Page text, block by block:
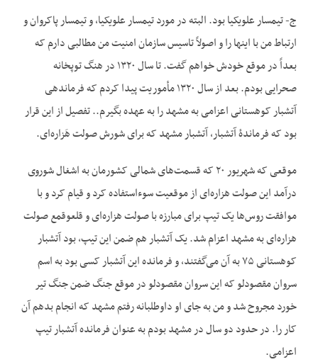
ج- تیمسار علوی‏کیا بود. البته در مورد تیمسار علوی‏کیا، و تیمسار پاکروان و
ارتباط من با این‏ها را و اصولاً تاسیس سازمان امنیت من مطالبی دارم که
بعداً در موقع خودش خواهم گفت. تا سال ۱۳۲۰ در هنگ توپخانه
صحرایی بودم. بعد از سال ۱۳۲۰ مأموریت پیدا کردم که فرماندهی
آتشبار کوهستانی اعزامی ‌به مشهد را به عهده بگیرم.. تفصیل از این قرار
بود که فرماندۀ آتشبار، آتشبار مشهد که برای شورش صولت هَزاره‌ای.
موقعی که شهریور ۲۰ که قسمت‌های شمالی کشورمان به اشغال شوروی
درآمد این صولت هزاره‌ای از موقعیت سوءاستفاده کرد و قیام کرد و با
موافقت روس‌ها یک تیپ برای مبارزه با صولت هزاره‌ای و قلع‏وقمع صولت
هزاره‌ای به مشهد اعزام شد. یک آتشبار هم ضمن این تیپ، بود آتشبار
کوهستانی ۷۵ به آن می‌گفتند، و فرمانده این آتشبار کسی بود به اسم
سروان مقصودلو که این سروان مقصودلو در موقع جنگ ضمن جنگ تیر
خورد مجروح شد و من به جای او داوطلبانه رفتم مشهد که انجام بدهم آن
کار را. در حدود دو سال در مشهد بودم به عنوان فرمانده آتشبار تیپ
اعزامی.